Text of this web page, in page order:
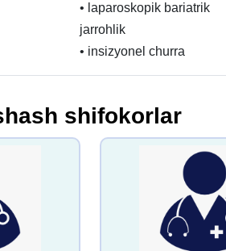
• laparoskopik bariatrik
jarrohlik
• insizyonel churra
shifokorlar